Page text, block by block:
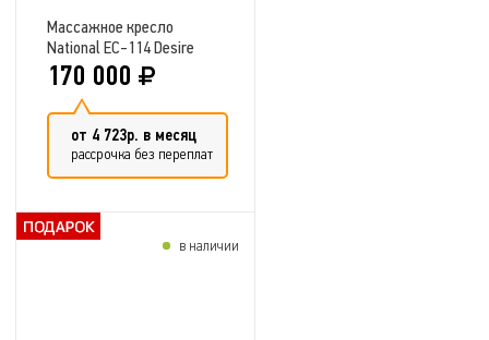
Массажное кресло
National EC-114 Desire
DeLuxe
170 000
от 4 723р. в месяц
рассрочка без переплат
в наличии